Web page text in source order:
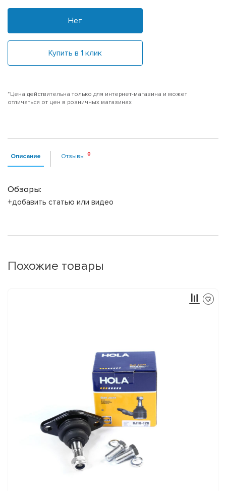
Нет
Купить в 1 клик
*Цена действительна только для интернет-магазина и может
отличаться от цен в розничных магазинах
Описание Отзывы
Обзоры:
+добавить статью или видео
Похожие товары